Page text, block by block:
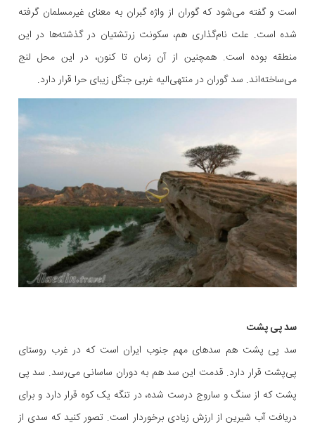
است و گفته می‌شود که گوران از واژه گبران به معنای غیرمسلمان گرفته
شده است. علت نام‌گذاری هم، سکونت زرتشتیان در گذشته‌ها در این
منطقه بوده است. همچنین از آن زمان تا کنون، در این محل لنج
می‌ساخته‌اند. سد گوران در منتهی‌الیه غربی جنگل زیبای حرا قرار دارد.
سد پی پشت
سد پی پشت هم سدهای مهم جنوب ایران است که در غرب روستای
پی‌پشت قرار دارد. قدمت این سد هم به دوران ساسانی می‌رسد. سد پی
پشت که از سنگ و ساروج درست شده، در تنگه یک کوه قرار دارد و برای
دریافت آب شیرین از ارزش زیادی برخوردار است. تصور کنید که سدی از